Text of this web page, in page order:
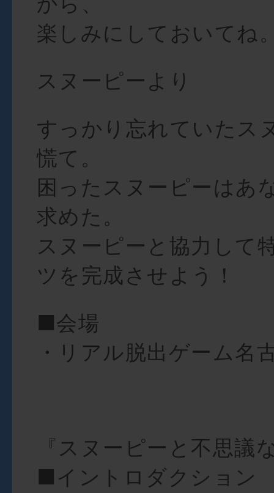
楽しみにしておいてね
スヌーピーより
すっかり忘れていたス
慌て。
困ったスヌーピーはあ
求めた。
スヌーピーと協力して
ツを完成させよう！
■会場
・リアル脱出ゲーム名
『スヌーピーと不思議
■イントロダクション